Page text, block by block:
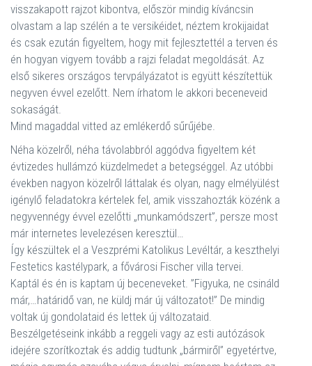
visszakapott rajzot kibontva, először mindig kíváncsin
olvastam a lap szélén a te versikéidet, néztem krokijaidat
és csak ezután figyeltem, hogy mit fejlesztettél a terven és
én hogyan vigyem tovább a rajzi feladat megoldását. Az
első sikeres országos tervpályázatot is együtt készítettük
negyven évvel ezelőtt. Nem írhatom le akkori beceneveid
sokaságát.
Mind magaddal vitted az emlékerdő sűrűjébe.
Néha közelről, néha távolabbról aggódva figyeltem két
évtizedes hullámzó küzdelmedet a betegséggel. Az utóbbi
években nagyon közelről láttalak és olyan, nagy elmélyülést
igénylő feladatokra kértelek fel, amik visszahozták közénk a
negyvennégy évvel ezelőtti „munkamódszert”, persze most
már internetes levelezésen keresztül…
Így készültek el a Veszprémi Katolikus Levéltár, a keszthelyi
Festetics kastélypark, a fővárosi Fischer villa tervei.
Kaptál és én is kaptam új beceneveket. ”Figyuka, ne csináld
már,…határidő van, ne küldj már új változatot!” De mindig
voltak új gondolataid és lettek új változataid.
Beszélgetéseink inkább a reggeli vagy az esti autózások
idejére szorítkoztak és addig tudtunk „bármiről” egyetértve,